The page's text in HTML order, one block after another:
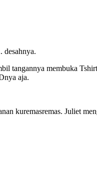
desahnya.
tangannya membuka
aja.
kuremasremas. Juliet